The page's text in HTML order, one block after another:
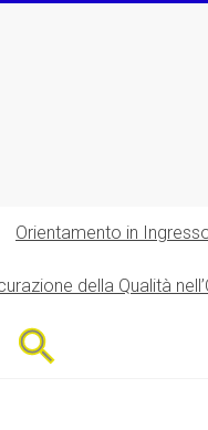
Orientamento in
della Qualità